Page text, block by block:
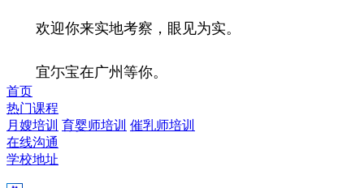
欢迎你来实地考察，眼见为实。
宜尓宝在广州等你。
首页
热门课程
月嫂培训 育婴师培训 催乳师培训
在线沟通
学校地址